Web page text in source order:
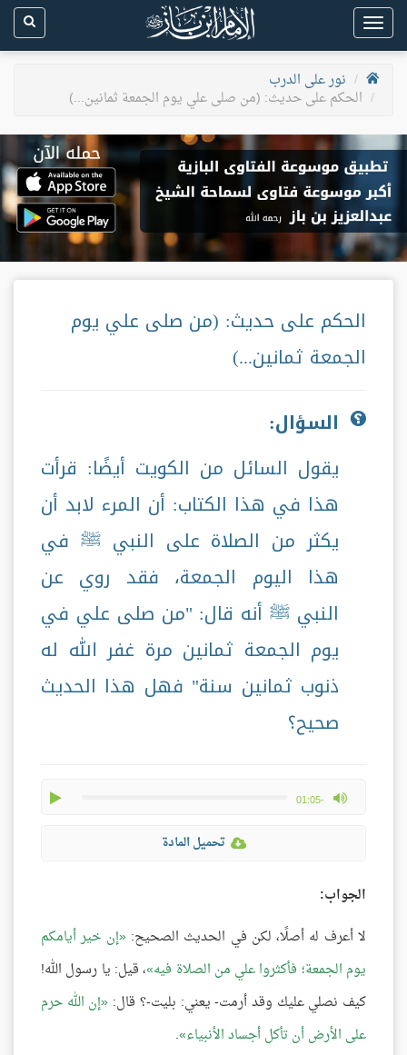
Toggle
navigation
نور على الدرب
الحكم على حديث: (من صلى علي يوم الجمعة ثمانين...)
الحكم على حديث: (من صلى علي يوم
الجمعة ثمانين...)
السؤال:
يقول السائل من الكويت أيضًا: قرأت
هذا في هذا الكتاب: أن المرء لابد أن
يكثر من الصلاة على النبي ﷺ في
هذا اليوم الجمعة، فقد روي عن
النبي ﷺ أنه قال: "من صلى علي في
يوم الجمعة ثمانين مرة غفر الله له
ذنوب ثمانين سنة" فهل هذا الحديث
صحيح؟
-01:05
max volume
تحميل المادة
الجواب:
لا أعرف له أصلًا، لكن في الحديث الصحيح: إن خير أيامكم
يوم الجمعة؛ فأكثروا علي من الصلاة فيه ، قيل: يا رسول الله!
كيف نصلي عليك وقد أرمت- يعني: بليت-؟ قال: إن الله حرم
على الأرض أن تأكل أجساد الأنبياء .